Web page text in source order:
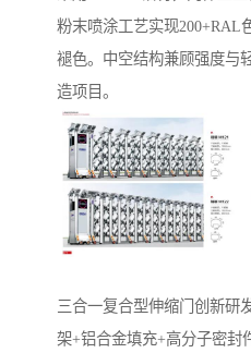
粉末喷涂工艺实现200+RAL
褪色。中空结构兼顾强度与
造项目。
三合一复合型伸缩门‌创新研
架+铝合金填充+高分子密封